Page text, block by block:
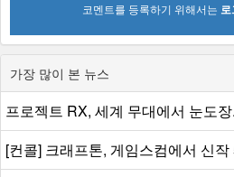
코멘트를 등록하기 위해서는
가장 많이 본 뉴스
프로젝트 RX, 세계 무대에서 눈도
[컨콜] 크래프톤, 게임스컴에서 신작